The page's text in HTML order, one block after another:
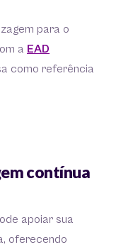
para o
a EAD
como referência
contínua
apoiar sua
oferecendo